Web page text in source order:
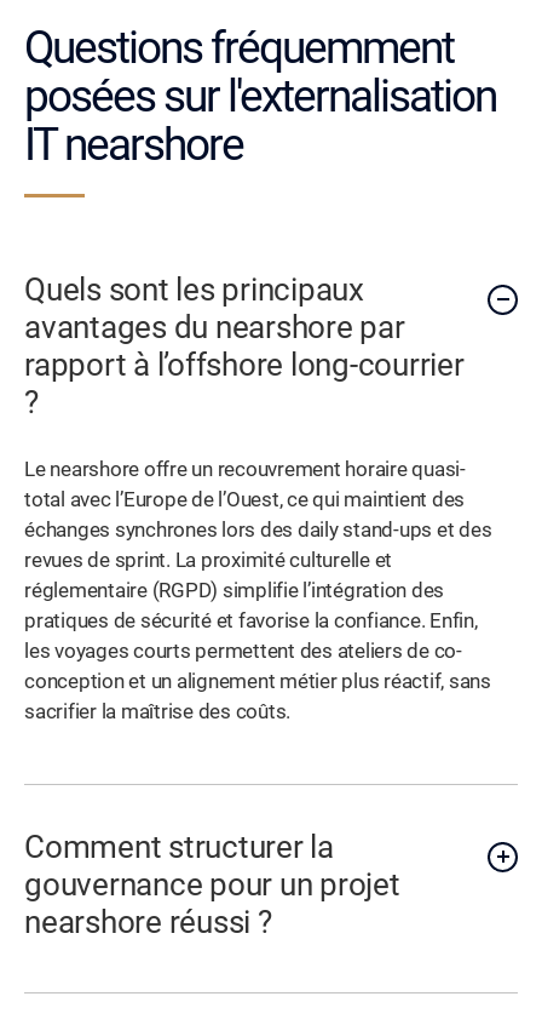
Questions fréquemment
posées sur l'externalisation
IT nearshore
Quels sont les principaux
avantages du nearshore par
rapport à l’offshore long-courrier
?
Le nearshore offre un recouvrement horaire quasi-
total avec l’Europe de l’Ouest, ce qui maintient des
échanges synchrones lors des daily stand-ups et des
revues de sprint. La proximité culturelle et
réglementaire (RGPD) simplifie l’intégration des
pratiques de sécurité et favorise la confiance. Enfin,
les voyages courts permettent des ateliers de co-
conception et un alignement métier plus réactif, sans
sacrifier la maîtrise des coûts.
Comment structurer la
gouvernance pour un projet
nearshore réussi ?